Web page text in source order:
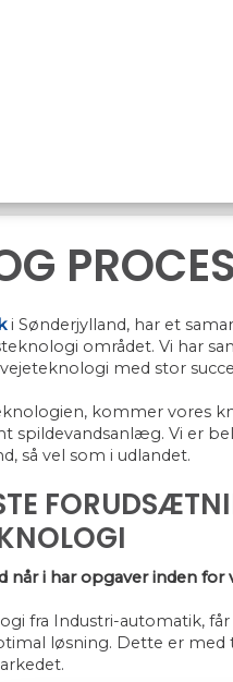
i Sønderjylland, har et
området. Vi har
med stor
kommer vores
spildevandsanlæg. Vi er
så vel som i udlandet.
når i har opgaver inden for
fra Industri-automatik,
løsning. Dette er med